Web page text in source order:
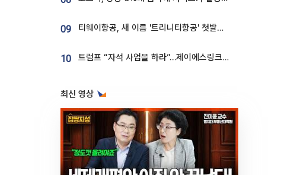
09 티웨이항공, 새 이름 '트리니티항공' 첫발…SSC 전략 본격화
10 트럼프 “자석 사업을 하라”…제이에스링크, 비중국 영구자석 공급망 구축 속도
최신 영상